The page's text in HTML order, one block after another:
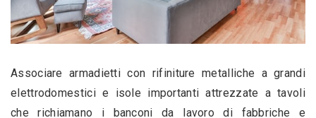
Associare armadietti con rifiniture metalliche a grandi
elettrodomestici e isole importanti attrezzate a tavoli
che richiamano i banconi da lavoro di fabbriche e